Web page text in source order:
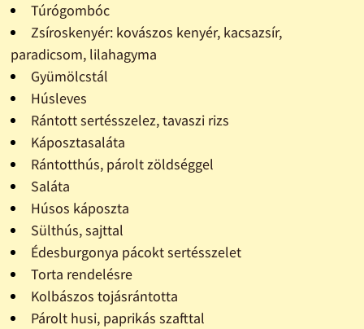
Túrógombóc
Zsíroskenyér: kovászos kenyér, kacsazsír,
paradicsom, lilahagyma
Gyümölcstál
Húsleves
Rántott sertésszelez, tavaszi rizs
Káposztasaláta
Rántotthús, párolt zöldséggel
Saláta
Húsos káposzta
Sülthús, sajttal
Édesburgonya pácokt sertésszelet
Torta rendelésre
Kolbászos tojásrántotta
Párolt husi, paprikás szafttal